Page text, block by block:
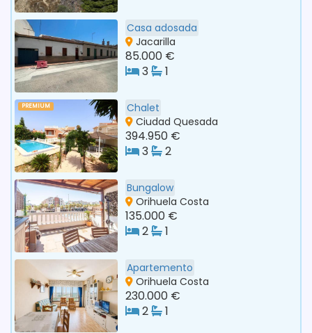
Casa adosada
Jacarilla
85.000 €
3
1
PREMIUM
Chalet
Ciudad Quesada
394.950 €
3
2
Bungalow
Orihuela Costa
135.000 €
2
1
Apartemento
Orihuela Costa
230.000 €
2
1